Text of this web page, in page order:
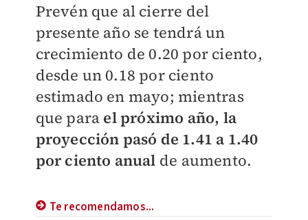
Prevén que al cierre del
presente año se tendrá un
crecimiento de 0.20 por ciento,
desde un 0.18 por ciento
estimado en mayo; mientras
que para el próximo año, la
proyección pasó de 1.41 a 1.40
por ciento anual de aumento.
Te recomendamos...